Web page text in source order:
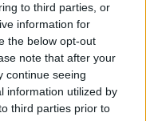
to third parties, or
information for
the below opt-out
note that after your
continue seeing
information utilized by
third parties prior to